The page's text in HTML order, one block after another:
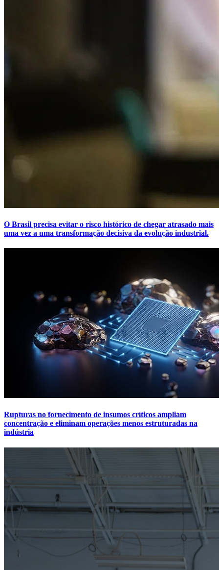
O Brasil precisa evitar o risco histórico de chegar atrasado mais
uma vez a uma transformação decisiva da evolução industrial.
Rupturas no fornecimento de insumos críticos ampliam
concentração e eliminam operações menos estruturadas na
indústria